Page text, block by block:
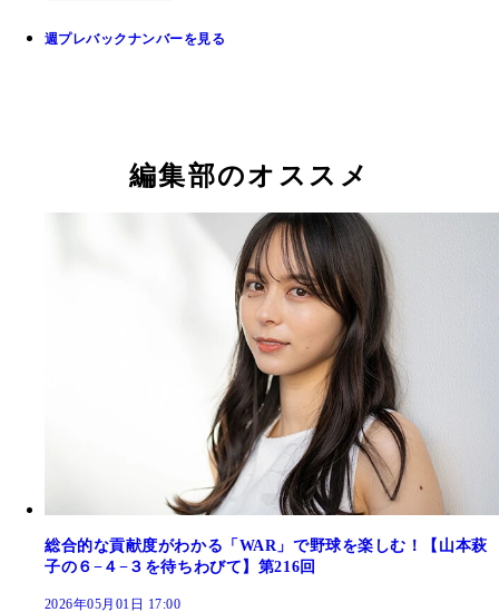
週プレバックナンバーを見る
編集部のオススメ
総合的な貢献度がわかる「WAR」で野球を楽しむ！【山本萩
子の６−４−３を待ちわびて】第216回
2026年05月01日 17:00